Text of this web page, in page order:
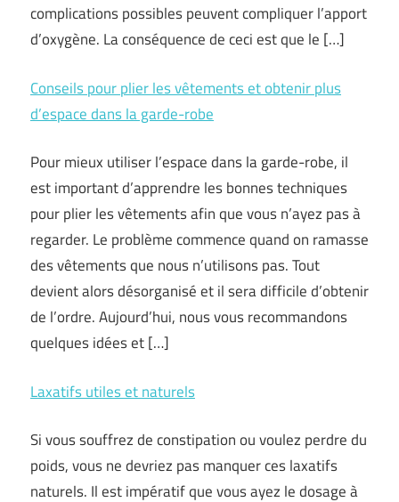
complications possibles peuvent compliquer l’apport
d’oxygène. La conséquence de ceci est que le […]
Conseils pour plier les vêtements et obtenir plus
d’espace dans la garde-robe
Pour mieux utiliser l’espace dans la garde-robe, il
est important d’apprendre les bonnes techniques
pour plier les vêtements afin que vous n’ayez pas à
regarder. Le problème commence quand on ramasse
des vêtements que nous n’utilisons pas. Tout
devient alors désorganisé et il sera difficile d’obtenir
de l’ordre. Aujourd’hui, nous vous recommandons
quelques idées et […]
Laxatifs utiles et naturels
Si vous souffrez de constipation ou voulez perdre du
poids, vous ne devriez pas manquer ces laxatifs
naturels. Il est impératif que vous ayez le dosage à